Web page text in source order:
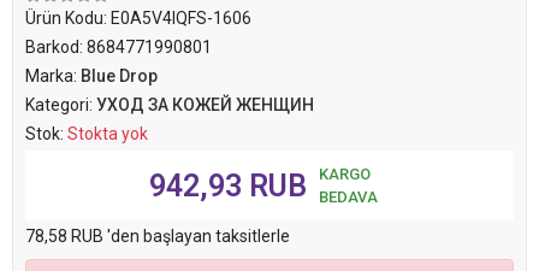
Ürün Kodu: E0A5V4IQFS-1606
Barkod: 8684771990801
Marka: Blue Drop
Kategori: УХОД ЗА КОЖЕЙ ЖЕНЩИН
Stok: Stokta yok
942,93 RUB
KARGO
BEDAVA
78,58 RUB 'den başlayan taksitlerle